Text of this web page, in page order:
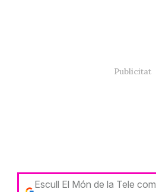
Escull El Món de la Tele